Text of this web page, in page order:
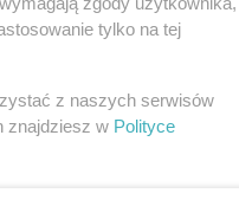
chorych na
tylko na tej
z naszych serwisów
znajdziesz w Polityce